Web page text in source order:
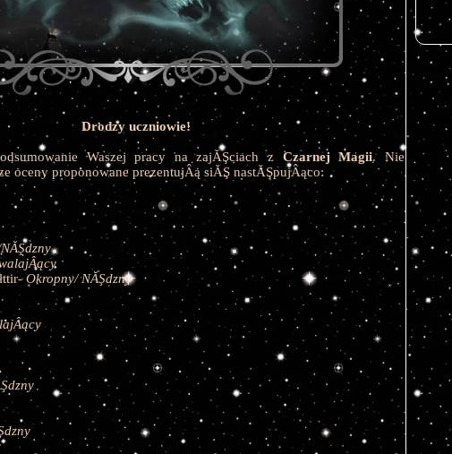
Drodzy uczniowie!
Waszej pracy na zajĂŞciach z Czarnej Magii. Nie
oceny proponowane prezentujÂą siĂŞ nastĂŞpujÂąco:
Okropny/ NĂŞdzny